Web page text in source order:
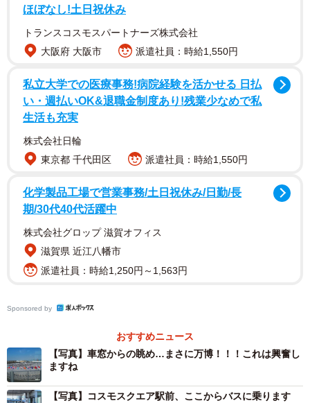
Osaka Metro中央線との接続が肝
わずか12分で万博西ゲートに到着した
万博は入場前に、入場時間と入場ゲートを指定します（8月
1日時点）。混雑度は東ゲートと西ゲートで異なり、一般的
に西ゲートが低いと言われています。
ほぼなし!土日祝休み
トランスコスモスパートナーズ株式会社
大阪府 大阪市
派遣社員：時給1,550円
私立大学での医療事務!病院経験を活かせる 日払
い・週払いOK&退職金制度あり!残業少なめで私
生活も充実
株式会社日輪
東京都 千代田区
派遣社員：時給1,550円
化学製品工場で営業事務/土日祝休み/日勤/長
期/30代40代活躍中
株式会社グロップ 滋賀オフィス
滋賀県 近江八幡市
派遣社員：時給1,250円～1,563円
Sponsored by
おすすめニュース
【写真】車窓からの眺め…まさに万博！！！これは興奮し
ますね
【写真】コスモスクエア駅前、ここからバスに乗ります